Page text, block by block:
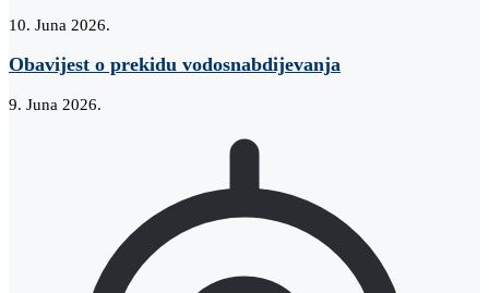
10. Juna 2026.
Obavijest o prekidu vodosnabdijevanja
9. Juna 2026.